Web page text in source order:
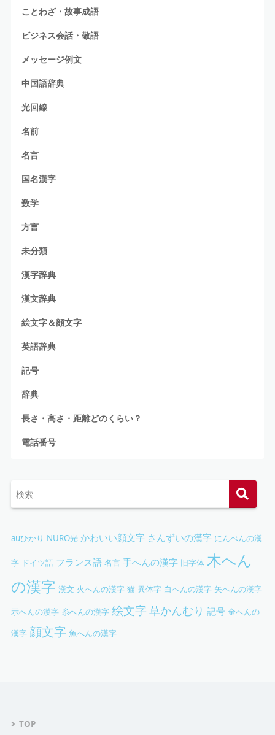
ことわざ・故事成語
ビジネス会話・敬語
メッセージ例文
中国語辞典
光回線
名前
名言
国名漢字
数学
方言
未分類
漢字辞典
漢文辞典
絵文字＆顔文字
英語辞典
記号
辞典
長さ・高さ・距離どのくらい？
電話番号
auひかり NURO光 かわいい顔文字 さんずいの漢字 にんべんの漢
字 ドイツ語 フランス語 名言 手へんの漢字 旧字体 木へん
の漢字 漢文 火へんの漢字 猫 異体字 白へんの漢字 矢へんの漢字
示へんの漢字 糸へんの漢字 絵文字草かんむり 記号 金へんの
漢字 顔文字 魚へんの漢字
TOP